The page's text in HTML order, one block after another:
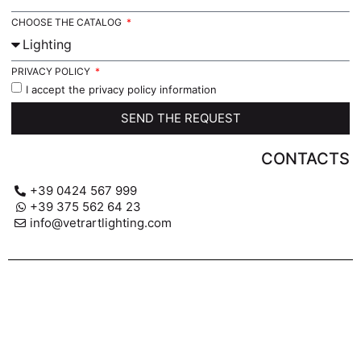
CHOOSE THE CATALOG
PRIVACY POLICY
I accept the privacy policy information
SEND THE REQUEST
CONTACTS
+39 0424 567 999
+39 375 562 64 23
info@vetrartlighting.com